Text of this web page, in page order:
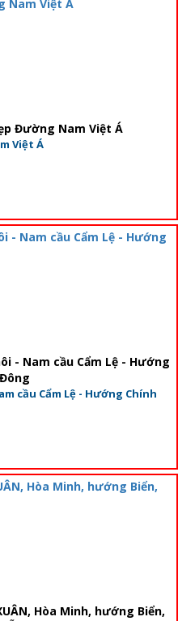
Việt Á
cầu Cẩm Lệ - Hướng Chính